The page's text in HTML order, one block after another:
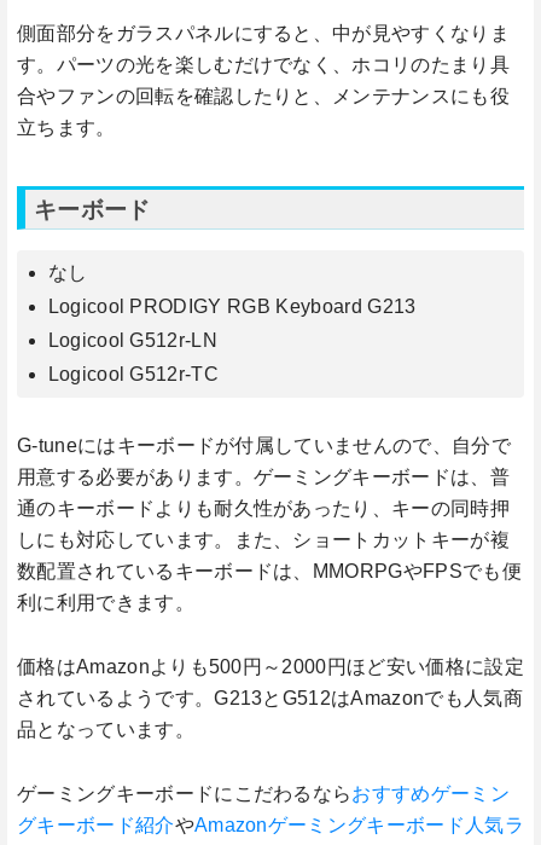
側面部分をガラスパネルにすると、中が見やすくなりま
す。パーツの光を楽しむだけでなく、ホコリのたまり具
合やファンの回転を確認したりと、メンテナンスにも役
立ちます。
キーボード
なし
Logicool PRODIGY RGB Keyboard G213
Logicool G512r-LN
Logicool G512r-TC
G-tuneにはキーボードが付属していませんので、自分で
用意する必要があります。ゲーミングキーボードは、普
通のキーボードよりも耐久性があったり、キーの同時押
しにも対応しています。また、ショートカットキーが複
数配置されているキーボードは、MMORPGやFPSでも便
利に利用できます。
価格はAmazonよりも500円～2000円ほど安い価格に設定
されているようです。G213とG512はAmazonでも人気商
品となっています。
ゲーミングキーボードにこだわるならおすすめゲーミン
グキーボード紹介やAmazonゲーミングキーボード人気ラ